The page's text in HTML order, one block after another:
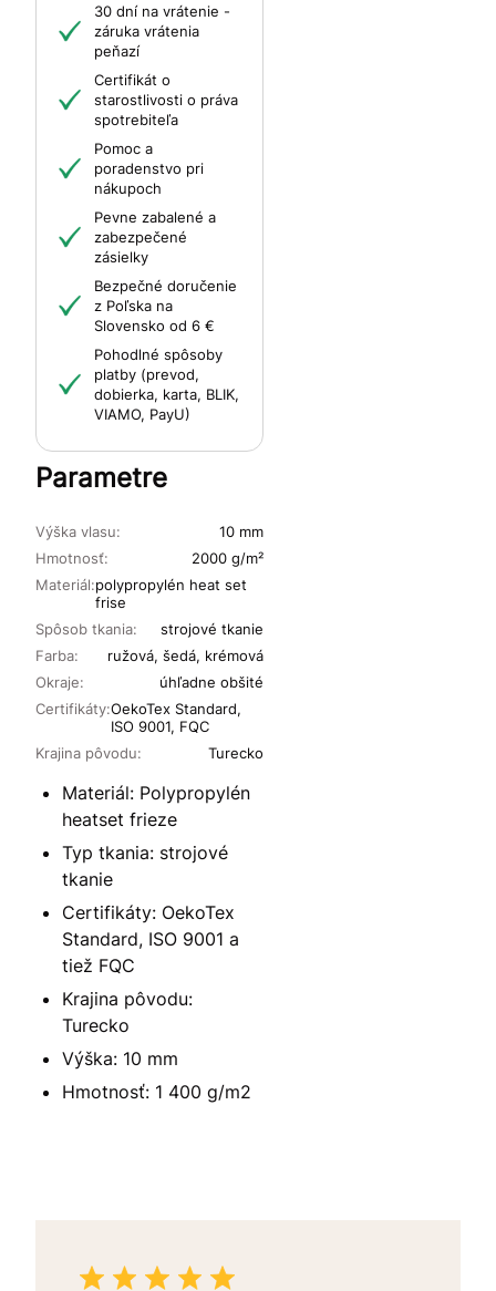
30 dní na vrátenie -
záruka vrátenia
peňazí
Certifikát o
starostlivosti o práva
spotrebiteľa
Pomoc a
poradenstvo pri
nákupoch
Pevne zabalené a
zabezpečené
zásielky
Bezpečné doručenie
z Poľska na
Slovensko od 6 €
Pohodlné spôsoby
platby (prevod,
dobierka, karta, BLIK,
VIAMO, PayU)
Parametre
Materiál:polypropylén heat set
frise
Spôsob tkania:
strojové tkanie
Výška vlasu:
10 mm
Hmotnosť:
2000 g/m²
Okraje: úhľadne obšité
Farba: ružová, šedá, krémová
Krajina pôvodu: Turecko
Certifikáty:OekoTex Standard,
ISO 9001, FQC
Materiál: Polypropylén
heatset frieze
Typ tkania: strojové
tkanie
Certifikáty: OekoTex
Standard, ISO 9001 a
tiež FQC
Krajina pôvodu:
Turecko
Výška: 10 mm
Hmotnosť: 1 400 g/m2